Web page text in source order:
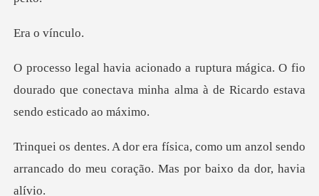
o ví
gica. O fio
dourado que conectava minha alma
omo um anzol sendo
arrancado do meu cor